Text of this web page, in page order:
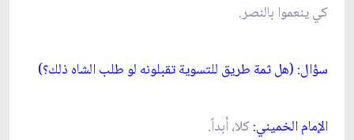
كي ينعموا بالنصر.
سؤال: (هل ثمة طريق للتسوية تقبلونه لو طلب الشاه ذلك؟)
الإمام الخميني:كلا، أبداً.